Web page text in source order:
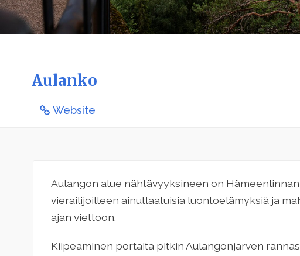
Aulanko
Website
Aulangon alue nähtävyyksineen on
vierailijoilleen ainutlaatuisia luontoelämyksiä ja
ajan viettoon.
Kiipeäminen portaita pitkin Aulangonjärven